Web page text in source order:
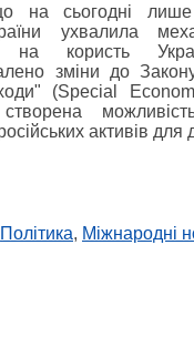
на сьогодні
ухвалила
на користь
зміни до
(Special
активів для
Політика, Міжнародні